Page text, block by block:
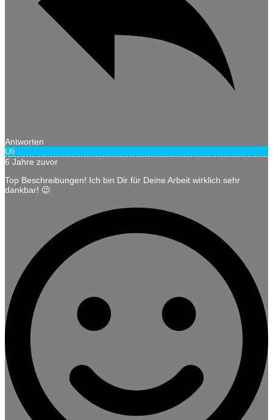
Antworten
Uli
6 Jahre zuvor
Top Beschreibungen! Ich bin Dir für Deine Arbeit wirklich sehr
dankbar! 😉